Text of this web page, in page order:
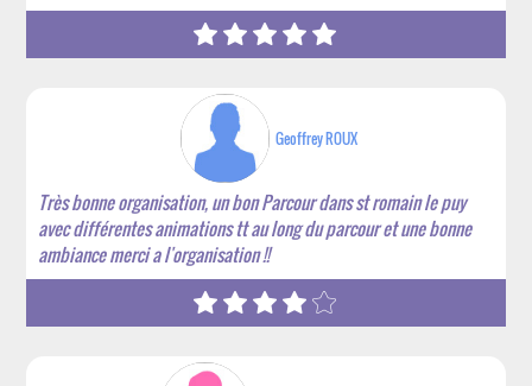
Geoffrey ROUX
Très bonne organisation, un bon Parcour dans st romain le puy
avec différentes animations tt au long du parcour et une bonne
ambiance merci a l'organisation !!